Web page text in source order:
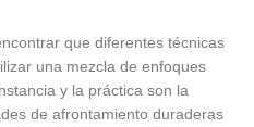
que diferentes técnicas
una mezcla de enfoques
y la práctica son la
de afrontamiento duraderas